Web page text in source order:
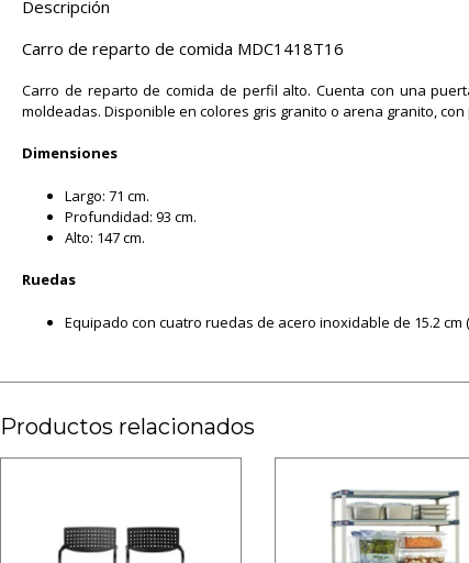
Descripción
Carro de reparto de comida MDC1418T16
Carro de reparto de comida de perfil alto. Cuenta con una
moldeadas. Disponible en colores gris granito o arena granito,
Dimensiones
Largo: 71 cm.
Profundidad: 93 cm.
Alto: 147 cm.
Ruedas
Equipado con cuatro ruedas de acero inoxidable de 15.2 cm
Productos relacionados